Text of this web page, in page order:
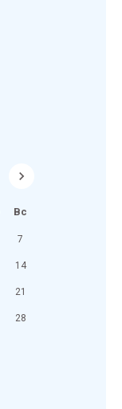
Вс
7
14
21
28